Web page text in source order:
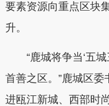
要素资源向重点区块
升。
“鹿城将争当‘五
首善之区。”鹿城区委
进瓯江新城、西部时